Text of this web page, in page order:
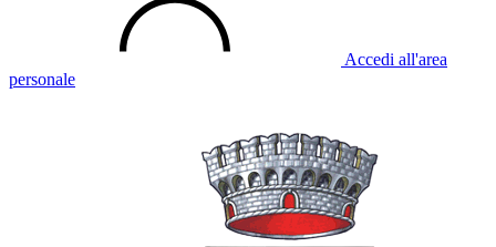
Accedi all'area
personale